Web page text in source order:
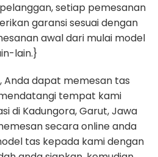
setiap pemesanan
garansi sesuai dengan
awal dari mulai model
lain.}
Anda dapat memesan tas
tempat kami
di Kadungora, Garut, Jawa
secara online anda
tas kepada kami dengan